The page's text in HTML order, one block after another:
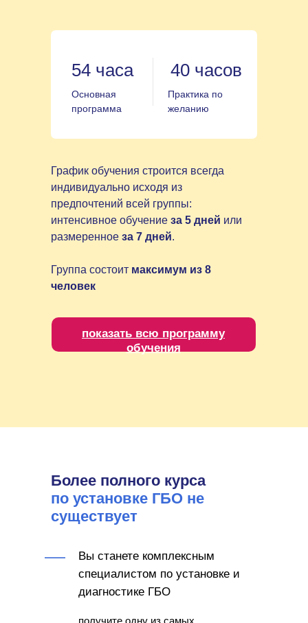
54 часа
Основная
программа
График обучения строится всегда
индивидуально исходя из
предпочтений всей группы:
интенсивное обучение за 5 дней или
размеренное за 7 дней.
Группа состоит максимум из 8
человек
40 часов
Практика по
желанию
показать всю программу
обучения
Более полного курса
по установке ГБО не
существует
Вы станете комплексным
специалистом по установке и
диагностике ГБО
получите одну из самых